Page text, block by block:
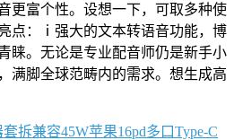
更富个性。设想一下，可取多种使
点：ⅰ强大的文本转语音功能，博
睐。无论是专业配音师仍是新手小
满脚全球范畴内的需求。想生成高
拆兼容45W苹果16pd多口Type-C